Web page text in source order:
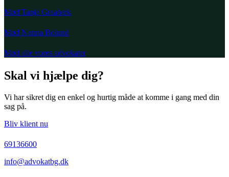
Mød Tanja Graabæk
Mød Nanna Bolund
Mød alle vores advokater
Skal vi hjælpe dig?
Vi har sikret dig en enkel og hurtig måde at komme i gang med din
sag på.
Bliv klient nu
69136600
info@advokatbg.dk